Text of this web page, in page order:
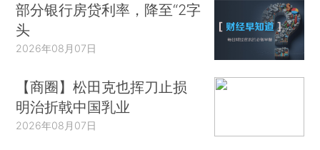
部分银行房贷利率，降至“2字
头
2026年08月07日
【商圈】松田克也挥刀止损
明治折戟中国乳业
2026年08月07日